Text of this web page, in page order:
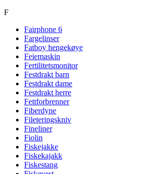
F
Fairphone 6
Fargelinser
Fatboy hengekøye
Feiemaskin
Fertilitetsmonitor
Festdrakt barn
Festdrakt dame
Festdrakt herre
Fettforbrenner
Fiberdyne
Fileteringskniv
Fineliner
Fiolin
Fiskejakke
Fiskekajakk
Fiskestang